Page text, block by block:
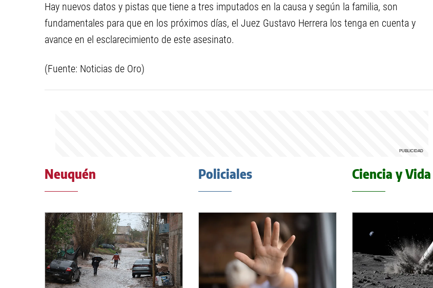
Hay nuevos datos y pistas que tiene a tres imputados en la causa y según la familia, son
fundamentales para que en los próximos días, el Juez Gustavo Herrera los tenga en cuenta y
avance en el esclarecimiento de este asesinato.
(Fuente: Noticias de Oro)
Neuquén Policiales Ciencia y Vida